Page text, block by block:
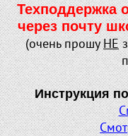
Техподдержка
через почту
(очень прошуНЕ
Инструкция